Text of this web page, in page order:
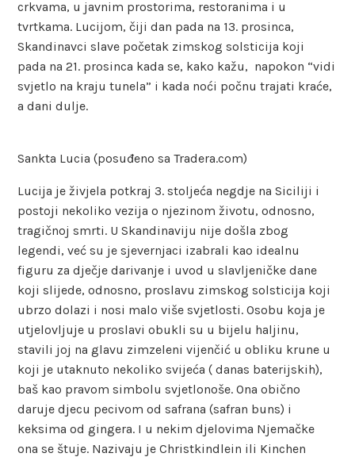
crkvama, u javnim prostorima, restoranima i u
tvrtkama. Lucijom, čiji dan pada na 13. prosinca,
Skandinavci slave početak zimskog solsticija koji
pada na 21. prosinca kada se, kako kažu, napokon “vidi
svjetlo na kraju tunela” i kada noći počnu trajati kraće,
a dani dulje.
Sankta Lucia (posuđeno sa Tradera.com)
Lucija je živjela potkraj 3. stoljeća negdje na Siciliji i
postoji nekoliko vezija o njezinom životu, odnosno,
tragičnoj smrti. U Skandinaviju nije došla zbog
legendi, već su je sjevernjaci izabrali kao idealnu
figuru za dječje darivanje i uvod u slavljeničke dane
koji slijede, odnosno, proslavu zimskog solsticija koji
ubrzo dolazi i nosi malo više svjetlosti. Osobu koja je
utjelovljuje u proslavi obukli su u bijelu haljinu,
stavili joj na glavu zimzeleni vijenčić u obliku krune u
koji je utaknuto nekoliko svijeća ( danas baterijskih),
baš kao pravom simbolu svjetlonoše. Ona obično
daruje djecu pecivom od safrana (safran buns) i
keksima od gingera. I u nekim djelovima Njemačke
ona se štuje. Nazivaju je Christkindlein ili Kinchen